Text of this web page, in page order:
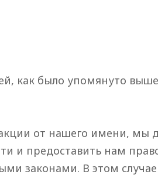
как было упомянуто
от нашего имени, мы
и предоставить нам
законами. В этом случае